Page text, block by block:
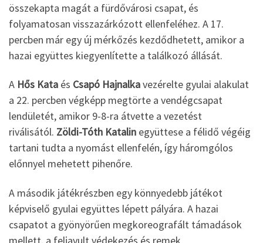
összekapta magát a fürdővárosi csapat, és
folyamatosan visszazárkózott ellenfeléhez. A 17.
percben már egy új mérkőzés kezdődhetett, amikor a
hazai együttes kiegyenlítette a találkozó állását.
A Hős Kata és Csapó Hajnalkavezérelte gyulai alakulat
a 22. percben végképp megtörte a vendégcsapat
lendületét, amikor 9-8-ra átvette a vezetést
riválisától. Zöldi-Tóth Katalin együttese a félidő végéig
tartani tudta a nyomást ellenfelén, így háromgólos
előnnyel mehetett pihenőre.
A második játékrészben egy könnyedebb játékot
képviselő gyulai együttes lépett pályára. A hazai
csapatot a gyönyörűen megkoreografált támadások
mellett, a feljavult védekezés és remek